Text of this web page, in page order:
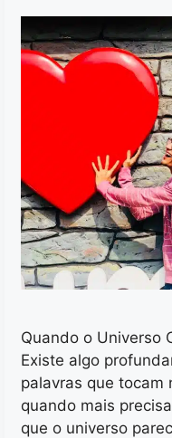
Quando o Universo
Existe algo
palavras que tocam
quando mais
que o universo